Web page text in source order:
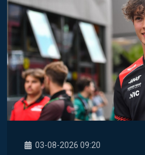
03-08-2026 09:20